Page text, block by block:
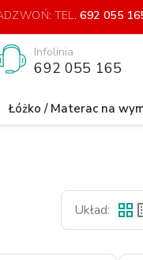
TEL. 692 055
Infolinia
692 055 165
Łóżko / Materac na
Układ: grid_view